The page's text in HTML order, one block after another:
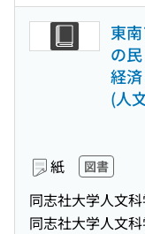
東
の
経
(人
紙 図書
同志社大学人文
同志社大学人文